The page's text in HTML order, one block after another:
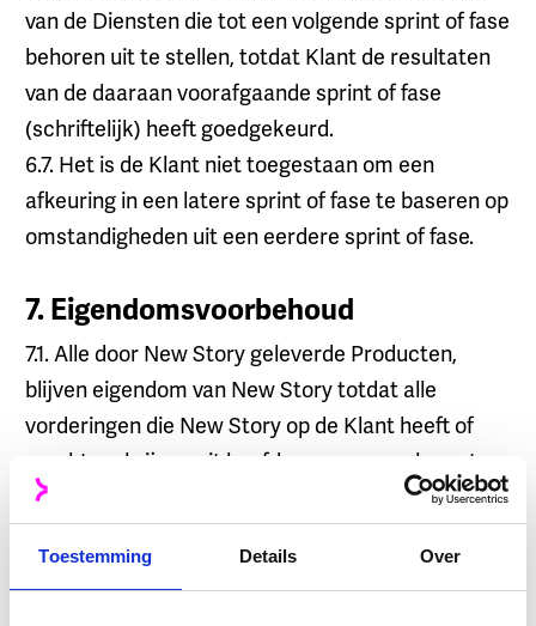
Toestemming Details Over
van de Diensten die tot een volgende sprint of fase
behoren uit te stellen, totdat Klant de resultaten
van de daaraan voorafgaande sprint of fase
(schriftelijk) heeft goedgekeurd.
6.7. Het is de Klant niet toegestaan om een
afkeuring in een latere sprint of fase te baseren op
omstandigheden uit een eerdere sprint of fase.
7. Eigendomsvoorbehoud
7.1. Alle door New Story geleverde Producten,
blijven eigendom van New Story totdat alle
vorderingen die New Story op de Klant heeft of
mocht verkrijgen uit hoofde van overeenkomsten
tot het leveren van Producten (inclusief eventuele
daarmee verband houdende (incasso)kosten en
rente) volledig zijn betaald.